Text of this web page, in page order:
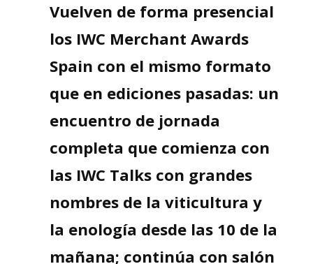
Vuelven de forma presencial
los IWC Merchant Awards
Spain con el mismo formato
que en ediciones pasadas: un
encuentro de jornada
completa que comienza con
las IWC Talks con grandes
nombres de la viticultura y
la enología desde las 10 de la
mañana; continúa con salón